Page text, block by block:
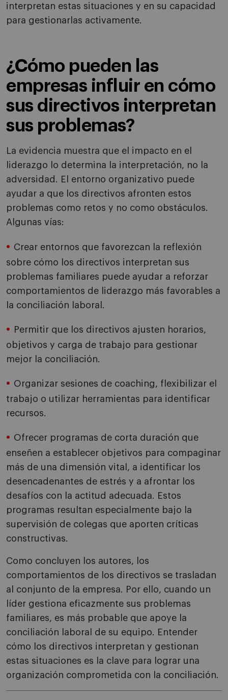
interpretan estas situaciones y en su capacidad
para gestionarlas activamente.
¿Cómo pueden las
empresas influir en cómo
sus directivos interpretan
sus problemas?
La evidencia muestra que el impacto en el
liderazgo lo determina la interpretación, no la
adversidad. El entorno organizativo puede
ayudar a que los directivos afronten estos
problemas como retos y no como obstáculos.
Algunas vías:
Crear entornos que favorezcan la reflexión
sobre cómo los directivos interpretan sus
problemas familiares puede ayudar a reforzar
comportamientos de liderazgo más favorables a
la conciliación laboral.
Permitir que los directivos ajusten horarios,
objetivos y carga de trabajo para gestionar
mejor la conciliación.
Organizar sesiones de coaching, flexibilizar el
trabajo o utilizar herramientas para identificar
recursos.
Ofrecer programas de corta duración que
enseñen a establecer objetivos para compaginar
más de una dimensión vital, a identificar los
desencadenantes de estrés y a afrontar los
desafíos con la actitud adecuada. Estos
programas resultan especialmente bajo la
supervisión de colegas que aporten críticas
constructivas.
Como concluyen los autores, los
comportamientos de los directivos se trasladan
al conjunto de la empresa. Por ello, cuando un
líder gestiona eficazmente sus problemas
familiares, es más probable que apoye la
conciliación laboral de su equipo. Entender
cómo los directivos interpretan y gestionan
estas situaciones es la clave para lograr una
organización comprometida con la conciliación.